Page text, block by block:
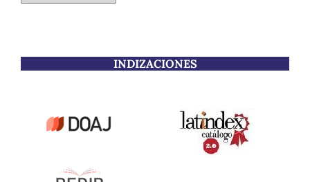
INDIZACIONES